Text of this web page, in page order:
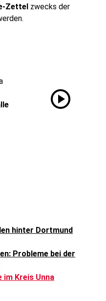
Zettel zwecks der
play_circle
hinter Dortmund
Probleme bei der
im Kreis Unna